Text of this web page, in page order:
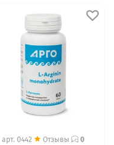
арт. 0442 Отзывы 0